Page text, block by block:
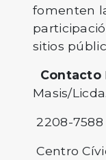
fomenten
sitios
Contacto
Masis/
2208-7588
Centro